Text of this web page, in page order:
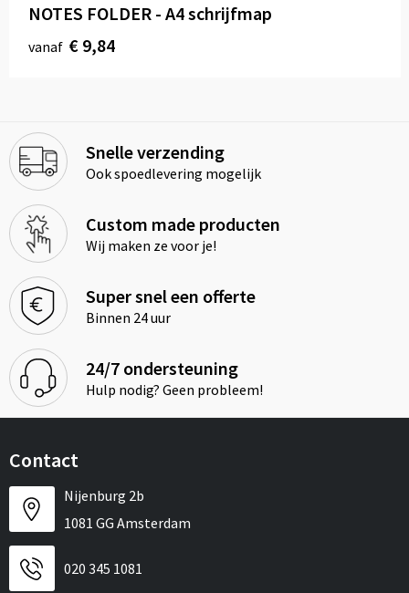
NOTES FOLDER - A4 schrijfmap
vanaf € 9,84
Snelle verzending
Ook spoedlevering mogelijk
Custom made producten
Wij maken ze voor je!
Super snel een offerte
Binnen 24 uur
24/7 ondersteuning
Hulp nodig? Geen probleem!
Contact
Nijenburg 2b
1081 GG Amsterdam
020 345 1081